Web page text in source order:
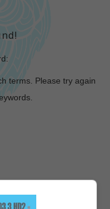
terms. Please try again